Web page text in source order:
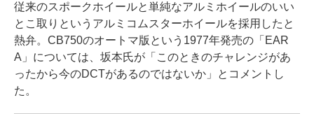
従来のスポークホイールと単純なアルミホイールのいい
とこ取りというアルミコムスターホイールを採用したと
熱弁。CB750のオートマ版という1977年発売の「EAR
A」については、坂本氏が「このときのチャレンジがあ
ったから今のDCTがあるのではないか」とコメントし
た。